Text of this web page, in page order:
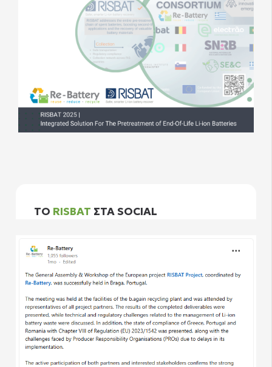
ΤΟ RISBAT ΣΤΑ SOCIAL